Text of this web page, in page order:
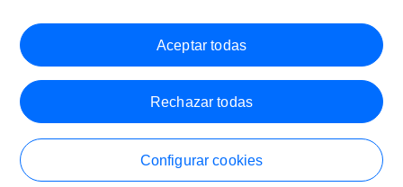
Configurar cookies
Rechazar todas
Aceptar todas